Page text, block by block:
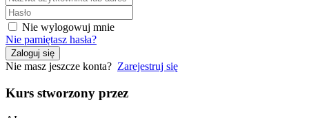
Nie wylogowuj mnie
Nie pamiętasz hasła?
Zaloguj się
Nie masz jeszcze konta? Zarejestruj się
Kurs stworzony przez